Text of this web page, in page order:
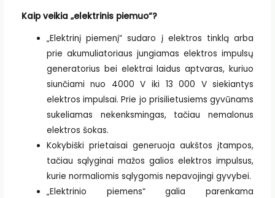
Kaip veikia „elektrinis piemuo“?
„Elektrinį piemenį“ sudaro į elektros tinklą arba
prie akumuliatoriaus jungiamas elektros impulsų
generatorius bei elektrai laidus aptvaras, kuriuo
siunčiami nuo 4000 V iki 13 000 V siekiantys
elektros impulsai. Prie jo prisilietusiems gyvūnams
sukeliamas nekenksmingas, tačiau nemalonus
elektros šokas.
Kokybiški prietaisai generuoja aukštos įtampos,
tačiau sąlyginai mažos galios elektros impulsus,
kurie normaliomis sąlygomis nepavojingi gyvybei.
„Elektrinio piemens“ galia parenkama